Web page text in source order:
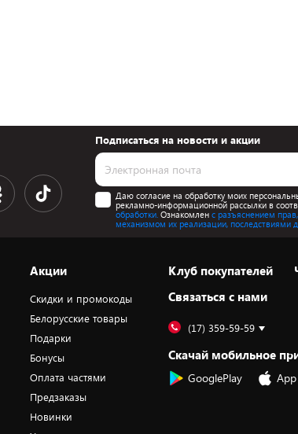
Подписаться на новости и акции
Даю согласие на обработку моих
рекламно-информационной рассылки в
обработки. Ознакомлен с разъяснением
механизмом их реализации, последствиями
Акции
Скидки и промокоды
Белорусские товары
Подарки
Бонусы
Оплата частями
Предзаказы
Новинки
Клуб покупателей
Cвязаться с нами
(17) 359-59-59
Скачай мобильное
GooglePlay